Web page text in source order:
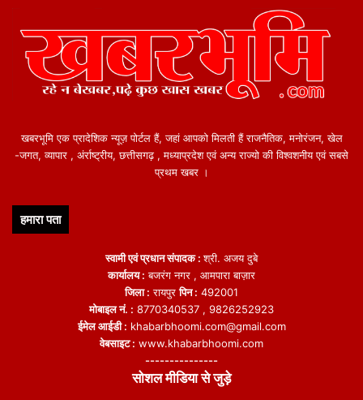
खबरभूमि एक प्रादेशिक न्यूज़ पोर्टल हैं, जहां आपको मिलती हैं राजनैतिक, मनोरंजन, खेल
-जगत, व्यापार , अंर्राष्ट्रीय, छत्तीसगढ़ , मध्याप्रदेश एवं अन्य राज्यो की विश्वशनीय एवं सबसे
प्रथम खबर ।
हमारा पता
स्वामी एवं प्रधान संपादक :श्री. अजय दुबे
कार्यालय : बजरंग नगर , आमपारा बाज़ार
जिला : रायपुरपिन : 492001
मोबाइल नं. : 8770340537 , 9826252923
ईमेल आईडी : khabarbhoomi.com@gmail.com
वेबसाइट : www.khabarbhoomi.com
---------------
सोशल मीडिया से जुड़े